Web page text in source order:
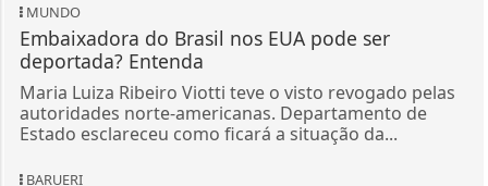
MUNDO
Embaixadora do Brasil nos EUA pode ser
deportada? Entenda
Maria Luiza Ribeiro Viotti teve o visto revogado pelas
autoridades norte-americanas. Departamento de
Estado esclareceu como ficará a situação da...
BARUERI